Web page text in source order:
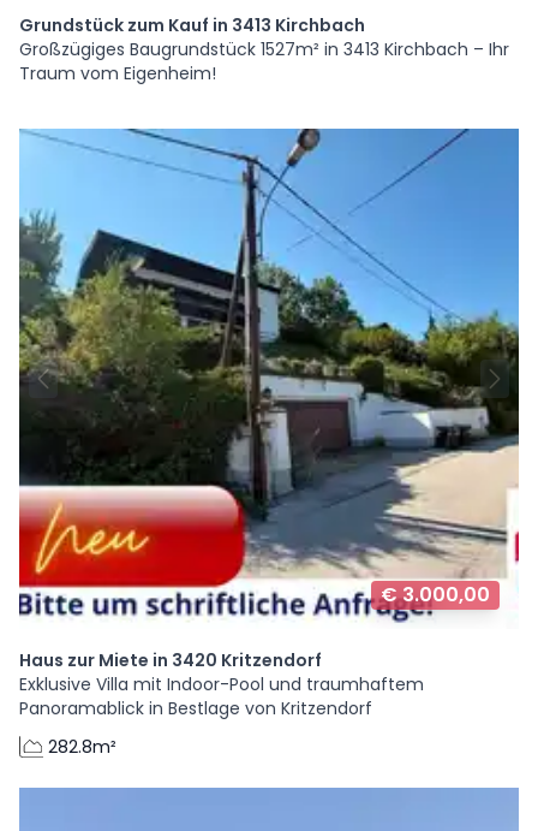
Grundstück zum Kauf in 3413 Kirchbach
Großzügiges Baugrundstück 1527m² in 3413 Kirchbach – Ihr
Traum vom Eigenheim!
€ 3.000,00
Haus zur Miete in 3420 Kritzendorf
Exklusive Villa mit Indoor-Pool und traumhaftem
Panoramablick in Bestlage von Kritzendorf
282.8m²